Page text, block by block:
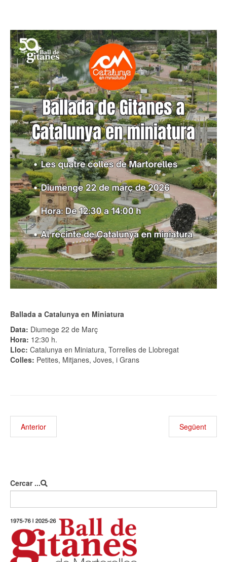
Ballada a Catalunya en Miniatura
Data: Diumege 22 de Març
Hora: 12:30 h.
Lloc: Catalunya en Miniatura, Torrelles de Llobregat
Colles: Petites, Mitjanes, Joves, i Grans
Anterior Següent
Cercar ...